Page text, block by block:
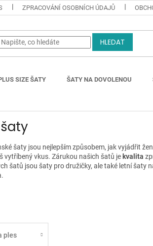
ZPRACOVÁNÍ OSOBNÍCH ÚDAJŮ
HLEDAT
SIZE ŠATY ŠATY NA DOVOLENOU
šaty jsou nejlepším způsobem, jak vyjádřit
vytříbený vkus. Zárukou našich šatů je kvalita
šatů jsou šaty pro družičky, ale také letní šaty
ples